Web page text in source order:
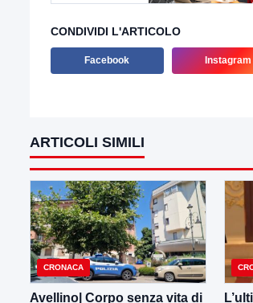
CONDIVIDI L'ARTICOLO
Facebook Instagram
ARTICOLI SIMILI
CRONACA
Avellino| Corpo senza vita di